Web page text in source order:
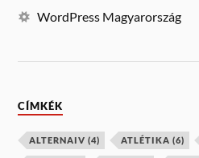
WordPress Magyarország
CÍMKÉK
ALTERNAIV (4) ATLÉTIKA (6)